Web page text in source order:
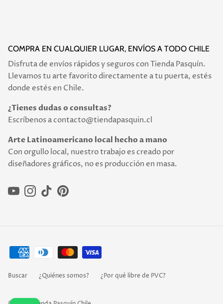
COMPRA EN CUALQUIER LUGAR, ENVÍOS A TODO CHILE
Disfruta de envíos rápidos y seguros con Tienda Pasquín.
Llevamos tu arte favorito directamente a tu puerta, estés
donde estés en Chile.
¿Tienes dudas o consultas?
Escríbenos a contacto@tiendapasquin.cl
Arte Latinoamericano local hecho a mano
Con orgullo local, nuestro trabajo es creado por
diseñadores gráficos, no es producción en masa.
YouTubeInstagram
TikTokPinterest
Buscar ¿Quiénes somos? ¿Por qué libre de PVC?